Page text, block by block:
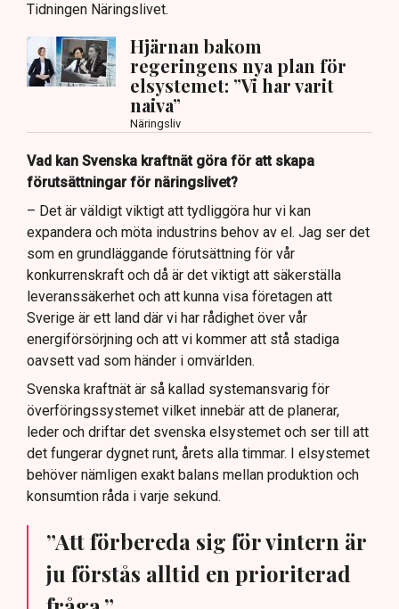
Tidningen Näringslivet.
Hjärnan bakom
regeringens nya plan för
elsystemet: ”Vi har varit
naiva”
Näringsliv
Vad kan Svenska kraftnät göra för att skapa
förutsättningar för näringslivet?
– Det är väldigt viktigt att tydliggöra hur vi kan
expandera och möta industrins behov av el. Jag ser det
som en grundläggande förutsättning för vår
konkurrenskraft och då är det viktigt att säkerställa
leveranssäkerhet och att kunna visa företagen att
Sverige är ett land där vi har rådighet över vår
energiförsörjning och att vi kommer att stå stadiga
oavsett vad som händer i omvärlden.
Svenska kraftnät är så kallad systemansvarig för
överföringssystemet vilket innebär att de planerar,
leder och driftar det svenska elsystemet och ser till att
det fungerar dygnet runt, årets alla timmar. I elsystemet
behöver nämligen exakt balans mellan produktion och
konsumtion råda i varje sekund.
”Att förbereda sig för vintern är
ju förstås alltid en prioriterad